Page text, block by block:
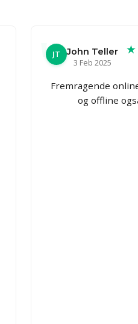
JT
John Teller
3 Feb 2025
Fremragende
og offline